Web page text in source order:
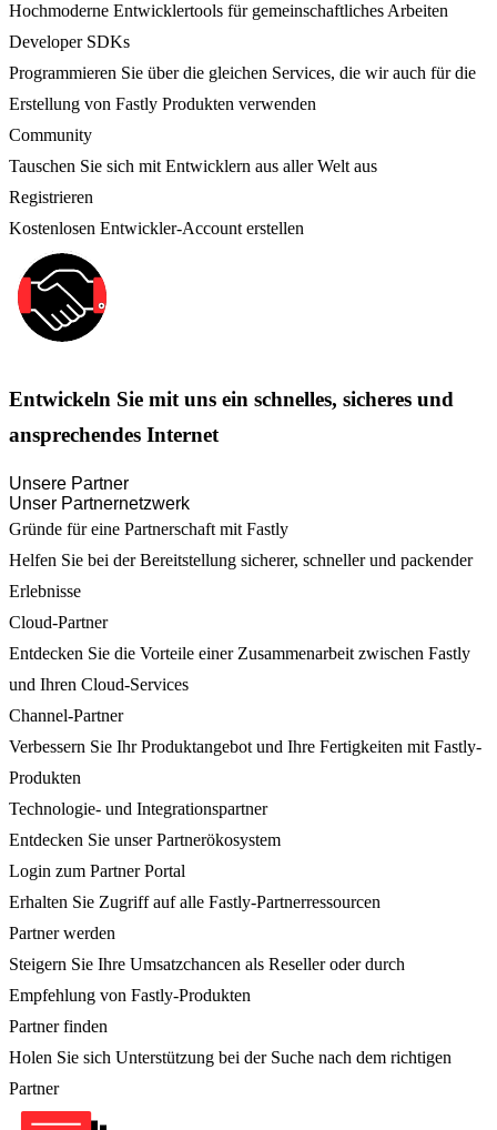
Hochmoderne Entwicklertools für gemeinschaftliches Arbeiten
Developer SDKs
Programmieren Sie über die gleichen Services, die wir auch für die
Erstellung von Fastly Produkten verwenden
Community
Tauschen Sie sich mit Entwicklern aus aller Welt aus
Registrieren
Kostenlosen Entwickler-Account erstellen
Entwickeln Sie mit uns ein schnelles, sicheres und
ansprechendes Internet
Unsere Partner
Unser Partnernetzwerk
Gründe für eine Partnerschaft mit Fastly
Helfen Sie bei der Bereitstellung sicherer, schneller und packender
Erlebnisse
Cloud-Partner
Entdecken Sie die Vorteile einer Zusammenarbeit zwischen Fastly
und Ihren Cloud-Services
Channel-Partner
Verbessern Sie Ihr Produktangebot und Ihre Fertigkeiten mit Fastly-
Produkten
Technologie- und Integrationspartner
Entdecken Sie unser Partnerökosystem
Login zum Partner Portal
Erhalten Sie Zugriff auf alle Fastly-Partnerressourcen
Partner werden
Steigern Sie Ihre Umsatzchancen als Reseller oder durch
Empfehlung von Fastly-Produkten
Partner finden
Holen Sie sich Unterstützung bei der Suche nach dem richtigen
Partner